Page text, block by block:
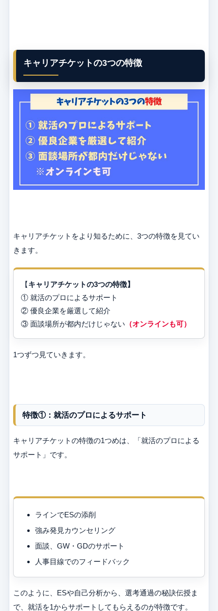
キャリアチケットの3つの特徴
キャリアチケットをより知るために、3つの特徴を見てい
きます。
【キャリアチケットの3つの特徴】
① 就活のプロによるサポート
② 優良企業を厳選して紹介
③ 面談場所が都内だけじゃない （オンラインも可）
1つずつ見ていきます。
特徴①：就活のプロによるサポート
キャリアチケットの特徴の1つめは、「就活のプロによる
サポート」です。
ラインでESの添削
強み発見カウンセリング
面談、GW・GDのサポート
人事目線でのフィードバック
このように、ESや自己分析から、選考通過の秘訣伝授ま
で、就活を1からサポートしてもらえるのが特徴です。